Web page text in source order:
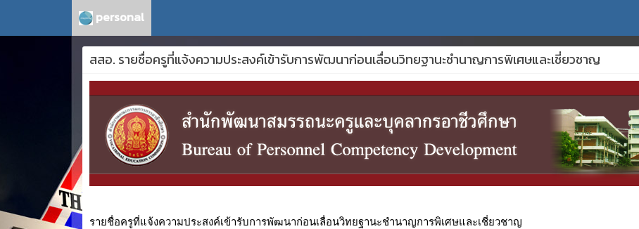
personal
สสอ. รายชื่อครูที่แจ้งความประสงค์เข้ารับการพัฒนาก่อนเลื่อนวิทยฐานะชำนาญการพิเศษและเชี่ยวชาญ
รายชื่อครูที่แจ้งความประสงค์เข้ารับการพัฒนาก่อนเลื่อนวิทยฐานะชำนาญการพิเศษและเชี่ยวชาญ